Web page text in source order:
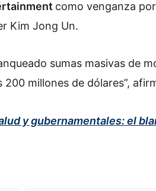
como venganza
Kim Jong Un.
sumas masivas de
millones de dólares”,
y gubernamentales: el